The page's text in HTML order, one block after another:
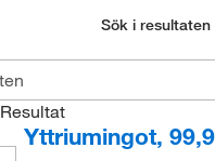
Sök i resultaten
Resultat
Yttriumingot,